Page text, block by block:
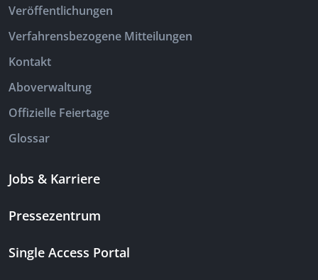
Veröffentlichungen
Verfahrensbezogene Mitteilungen
Kontakt
Aboverwaltung
Offizielle Feiertage
Glossar
Jobs & Karriere
Pressezentrum
Single Access Portal